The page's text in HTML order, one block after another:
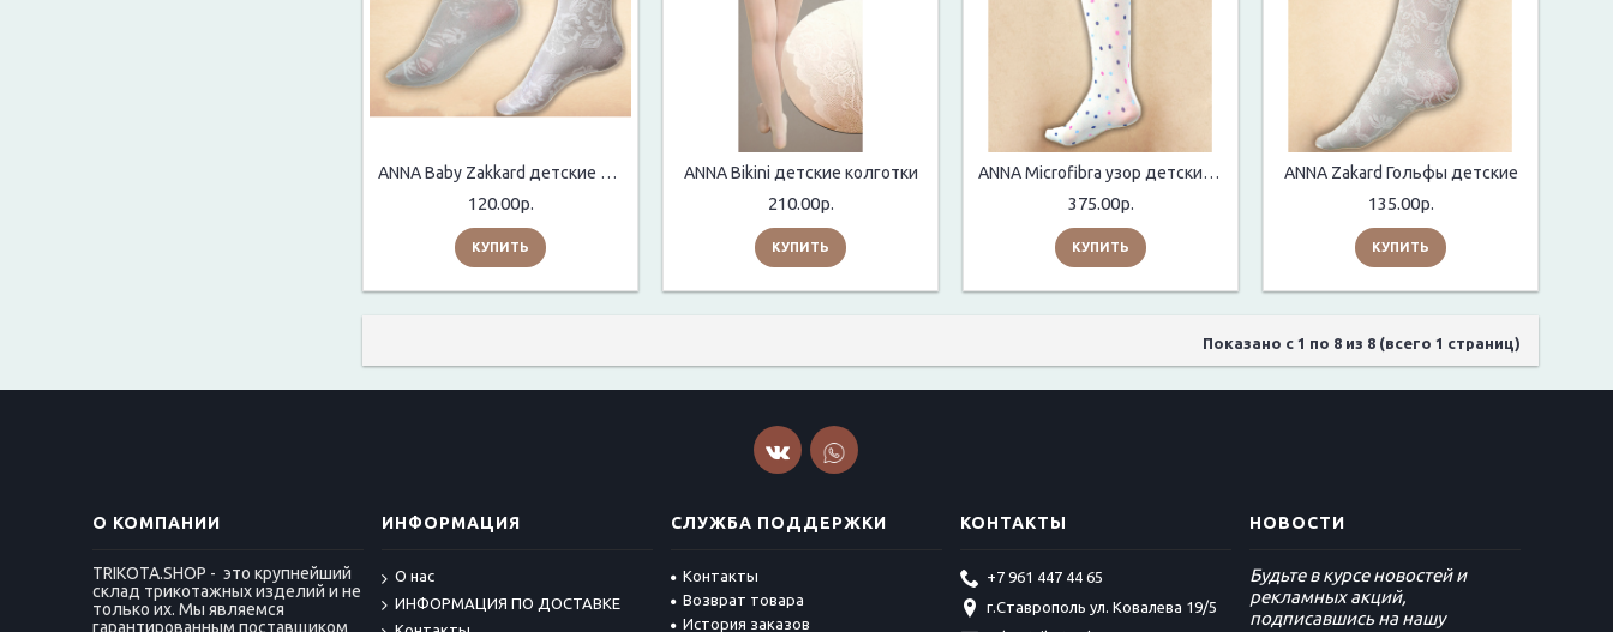
ANNA Baby Zakkard детские носки (дракон)
120.00р.
КУПИТЬ
ANNA Bikini детские колготки
210.00р.
КУПИТЬ
ANNA Microfibra узор детские колготки
375.00р.
КУПИТЬ
ANNA Zakard Гольфы детские
135.00р.
КУПИТЬ
Показано с 1 по 8 из 8 (всего 1 страниц)
О КОМПАНИИ
TRIKOTA.SHOP - это крупнейший
склад трикотажных изделий и не
только их. Мы являемся
гарантированным поставщиком
ИНФОРМАЦИЯ
О нас
ИНФОРМАЦИЯ ПО ДОСТАВКЕ
СЛУЖБА ПОДДЕРЖКИ
Контакты
Возврат товара
История заказов
КОНТАКТЫ
+7 961 447 44 65
г.Ставрополь ул. Ковалева 19/5
НОВОСТИ
Будьте в курсе новостей и
рекламных акций,
подписавшись на нашу